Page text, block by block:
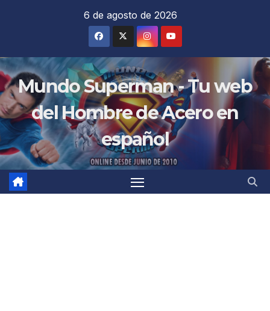
6 de agosto de 2026
Mundo Superman - Tu web
del Hombre de Acero en
español